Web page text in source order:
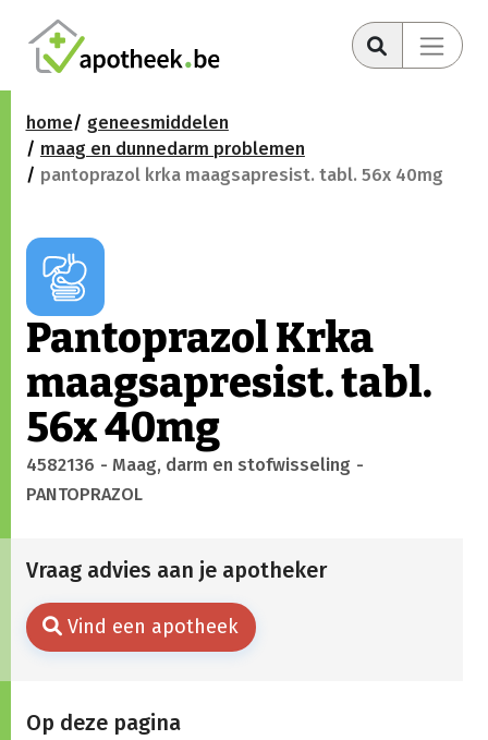
home
geneesmiddelen
maag en dunnedarm problemen
pantoprazol krka maagsapresist. tabl. 56x 40mg
Pantoprazol Krka
maagsapresist. tabl.
56x 40mg
4582136 - Maag, darm en stofwisseling -
PANTOPRAZOL
Vraag advies aan je apotheker
Vind een apotheek
Op deze pagina